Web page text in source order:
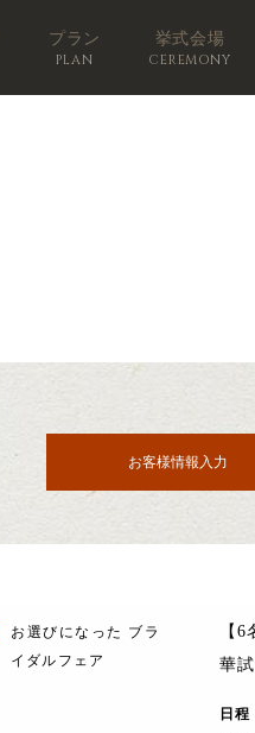
プラン
PLAN
挙式会場
CEREMONY
お客様情報入力
お選びになった ブラ
イダルフェア
【
華
日程